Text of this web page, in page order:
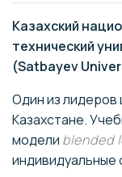
15
Ю. Витте
Казахский
технический
(Satbayev
Один из лидеров
Казахстане.
модели blended
индивидуальные